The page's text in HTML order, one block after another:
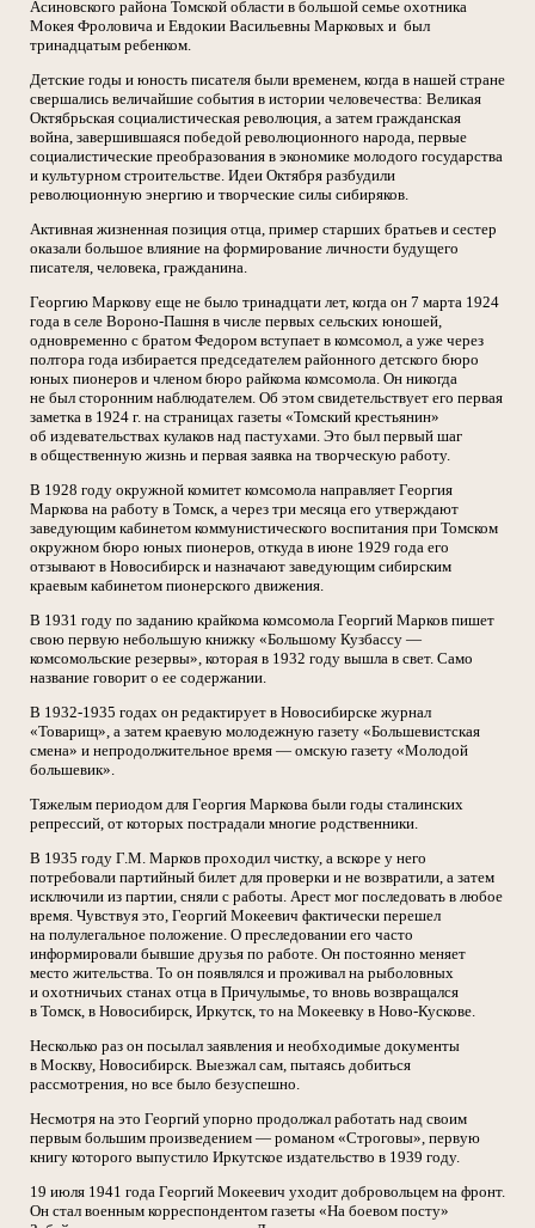
Асиновского района Томской области в большой семье охотника
Мокея Фроловича и Евдокии Васильевны Марковых и был
тринадцатым ребенком.
Детские годы и юность писателя были временем, когда в нашей стране
свершались величайшие события в истории человечества: Великая
Октябрьская социалистическая революция, а затем гражданская
война, завершившаяся победой революционного народа, первые
социалистические преобразования в экономике молодого государства
и культурном строительстве. Идеи Октября разбудили
революционную энергию и творческие силы сибиряков.
Активная жизненная позиция отца, пример старших братьев и сестер
оказали большое влияние на формирование личности будущего
писателя, человека, гражданина.
Георгию Маркову еще не было тринадцати лет, когда он 7 марта 1924
года в селе Вороно-Пашня в числе первых сельских юношей,
одновременно с братом Федором вступает в комсомол, а уже через
полтора года избирается председателем районного детского бюро
юных пионеров и членом бюро райкома комсомола. Он никогда
не был сторонним наблюдателем. Об этом свидетельствует его первая
заметка в 1924 г. на страницах газеты «Томский крестьянин»
об издевательствах кулаков над пастухами. Это был первый шаг
в общественную жизнь и первая заявка на творческую работу.
В 1928 году окружной комитет комсомола направляет Георгия
Маркова на работу в Томск, а через три месяца его утверждают
заведующим кабинетом коммунистического воспитания при Томском
окружном бюро юных пионеров, откуда в июне 1929 года его
отзывают в Новосибирск и назначают заведующим сибирским
краевым кабинетом пионерского движения.
В 1931 году по заданию крайкома комсомола Георгий Марков пишет
свою первую небольшую книжку «Большому Кузбассу —
комсомольские резервы», которая в 1932 году вышла в свет. Само
название говорит о ее содержании.
В 1932-1935 годах он редактирует в Новосибирске журнал
«Товарищ», а затем краевую молодежную газету «Большевистская
смена» и непродолжительное время — омскую газету «Молодой
большевик».
Тяжелым периодом для Георгия Маркова были годы сталинских
репрессий, от которых пострадали многие родственники.
В 1935 году Г.М. Марков проходил чистку, а вскоре у него
потребовали партийный билет для проверки и не возвратили, а затем
исключили из партии, сняли с работы. Арест мог последовать в любое
время. Чувствуя это, Георгий Мокеевич фактически перешел
на полулегальное положение. О преследовании его часто
информировали бывшие друзья по работе. Он постоянно меняет
место жительства. То он появлялся и проживал на рыболовных
и охотничьих станах отца в Причулымье, то вновь возвращался
в Томск, в Новосибирск, Иркутск, то на Мокеевку в Ново-Кускове.
Несколько раз он посылал заявления и необходимые документы
в Москву, Новосибирск. Выезжал сам, пытаясь добиться
рассмотрения, но все было безуспешно.
Несмотря на это Георгий упорно продолжал работать над своим
первым большим произведением — романом «Строговы», первую
книгу которого выпустило Иркутское издательство в 1939 году.
19 июля 1941 года Георгий Мокеевич уходит добровольцем на фронт.
Он стал военным корреспондентом газеты «На боевом посту»